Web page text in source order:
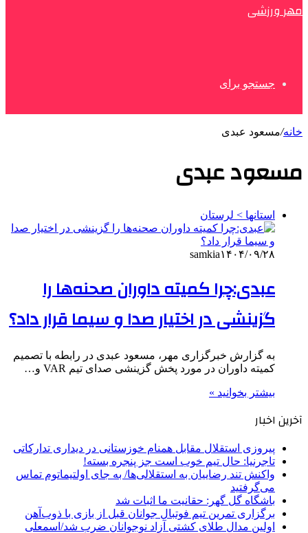
مهر ورزشی
جستجو برای
خانه/مسعود عبدی
مسعود عبدی
استانها > لرستان
samkia۱۴۰۴/۰۹/۲۸
عبدی:چرا کمیته داوران صحنه‌ها را
گزینشی در اختیار صدا و سیما قرار داد؟
به گزارش خبرگزاری مهر، مسعود عبدی در رابطه با تصمیم
کمیته داوران در مورد پخش گزینشی صدای تیم VAR و…
بیشتر بخوانید »
آخرین اخبار
پیروزی استقلال مقابل همنام خوزستانی در دیداری تدارکاتی
تاجرنیا: حال تیم خوب است جز پنجره بسته!
واکنش تند رضاییان به استقلالی‌ها/ به جای اولتیماتوم تماس
می‌گرفتید
باشگاه گل گهر: حقانیت ما اثبات شد
برگزاری تمرین تیم فوتبال جوانان قبل از بازی با ذوب‌آهن
اولین مدال طلای کشتی آزاد نوجوانان ضرب شد/اسمعلی